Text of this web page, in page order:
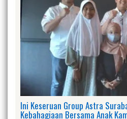
Ini Keseruan Group Astra
Kebahagiaan Bersama Anak